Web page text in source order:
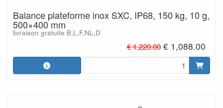
Balance plateforme inox SXC, IP68, 150 kg, 10 g,
500×400 mm
livraison gratuite B,L,F,NL,D
€ 1,220.00 € 1,088.00